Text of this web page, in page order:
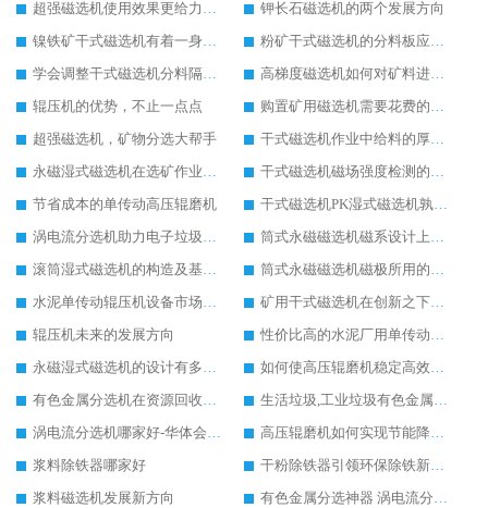
超强磁选机使用效果更给力操作更简单
钾长石磁选机的两个发展方向
镍铁矿干式磁选机有着一身过硬的本事
粉矿干式磁选机的分料板应该这样安装
学会调整干式磁选机分料隔板对保证干选效果意义重大
高梯度磁选机如何对矿料进行有效的分选
辊压机的优势，不止一点点
购置矿用磁选机需要花费的成本高不高
超强磁选机，矿物分选大帮手
干式磁选机作业中给料的厚度如何控制到位
永磁湿式磁选机在选矿作业中能胜任哪些工作
干式磁选机磁场强度检测的四个关键点说明
节省成本的单传动高压辊磨机
干式磁选机PK湿式磁选机孰强孰弱
涡电流分选机助力电子垃圾回收
筒式永磁磁选机磁系设计上有哪些特别之处
滚筒湿式磁选机的构造及基本选矿流程详解
筒式永磁磁选机磁极所用的材料及性能要求
水泥单传动辊压机设备市场地位与日俱增
矿用干式磁选机在创新之下提升实力
辊压机未来的发展方向
性价比高的水泥厂用单传动辊压机
永磁湿式磁选机的设计有多出彩
如何使高压辊磨机稳定高效率工作
有色金属分选机在资源回收行业应用广泛
生活垃圾,工业垃圾有色金属分选机设备
涡电流分选机哪家好-华体会手机网页版-华体会(中国) 重工
高压辊磨机如何实现节能降耗生产
浆料除铁器哪家好
干粉除铁器引领环保除铁新趋势
浆料磁选机发展新方向
有色金属分选神器 涡电流分选机